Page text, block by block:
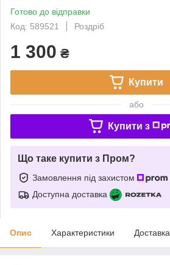
Готово до відправки
Код: 589521
Роздріб
1 300 ₴
Купити
або
Купити з
Що таке купити з Пром?
Замовлення під захистом
Доступна доставка
Опис Характеристики Доставка